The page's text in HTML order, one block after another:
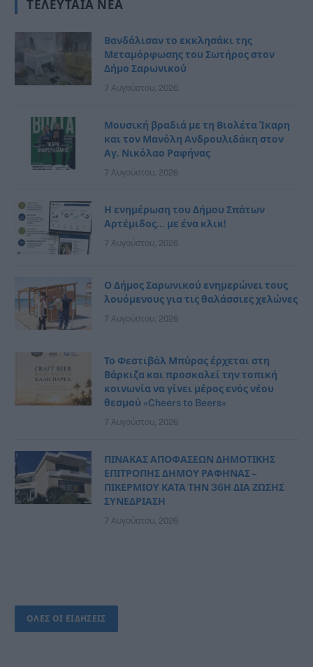
ΤΕΛΕΥΤΑΊΑ ΝΈΑ
Βανδάλισαν το εκκλησάκι της
Μεταμόρφωσης του Σωτήρος στον
Δήμο Σαρωνικού
7 Αυγούστου, 2026
Μουσική βραδιά με τη Βιολέτα Ίκαρη
και τον Μανόλη Ανδρουλιδάκη στον
Αγ. Νικόλαο Ραφήνας
7 Αυγούστου, 2026
Η ενημέρωση του Δήμου Σπάτων
Αρτέμιδος… με ένα κλικ!
7 Αυγούστου, 2026
Ο Δήμος Σαρωνικού ενημερώνει τους
λουόμενους για τις θαλάσσιες χελώνες
7 Αυγούστου, 2026
Το Φεστιβάλ Μπύρας έρχεται στη
Βάρκιζα και προσκαλεί την τοπική
κοινωνία να γίνει μέρος ενός νέου
θεσμού «Cheers to Beers»
7 Αυγούστου, 2026
ΠΙΝΑΚΑΣ ΑΠΟΦΑΣΕΩΝ ΔΗΜΟΤΙΚΗΣ
ΕΠΙΤΡΟΠΗΣ ΔΗΜΟΥ ΡΑΦΗΝΑΣ –
ΠΙΚΕΡΜΙΟΥ ΚΑΤΑ ΤΗΝ 36Η ΔΙΑ ΖΩΣΗΣ
ΣΥΝΕΔΡΙΑΣΗ
7 Αυγούστου, 2026
ΟΛΕΣ ΟΙ ΕΙΔΗΣΕΙΣ